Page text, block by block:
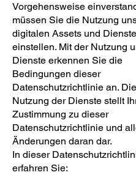
Vorgehensweise
müssen Sie die Nutzung
digitalen Assets und Dienste
einstellen. Mit der Nutzung
Dienste erkennen Sie die
Bedingungen dieser
Datenschutzrichtlinie an.
Nutzung der Dienste stellt
Zustimmung zu dieser
Datenschutzrichtlinie und
Änderungen daran dar.
In dieser
erfahren Sie: